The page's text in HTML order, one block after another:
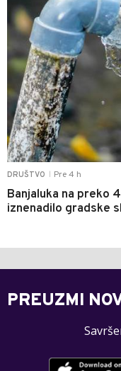
DRUŠTVO Pre 4 h
Banjaluka na preko
iznenadilo gradske
PREUZMI